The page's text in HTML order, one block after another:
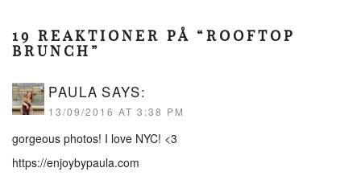
19 REAKTIONER PÅ “ROOFTOP
BRUNCH”
PAULA SAYS:
13/09/2016 AT 3:38 PM
gorgeous photos! I love NYC! <3
https://enjoybypaula.com